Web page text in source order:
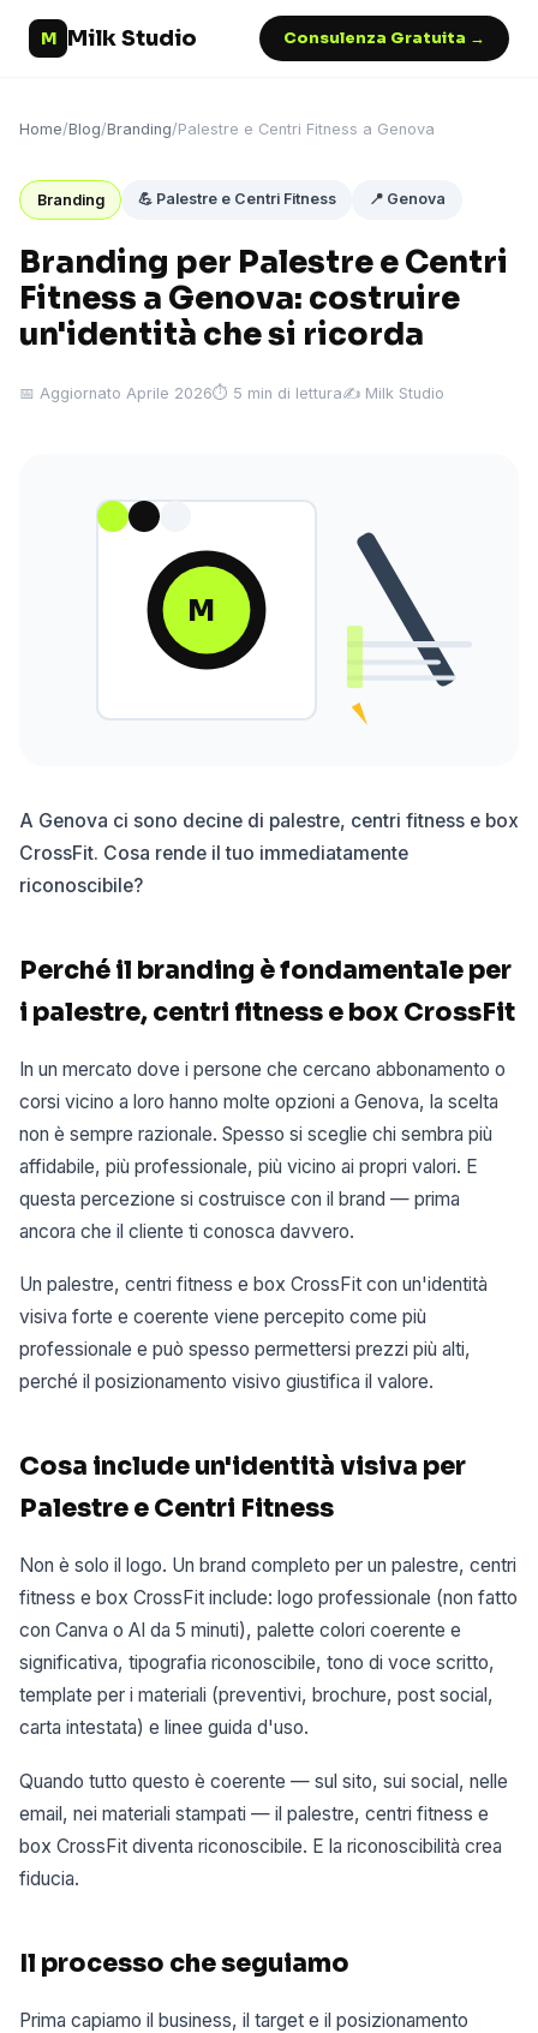
M Milk Studio Consulenza Gratuita →
Home/Blog/Branding/Palestre e Centri Fitness a Genova
Branding 💪 Palestre e Centri Fitness 📍 Genova
Branding per Palestre e Centri
Fitness a Genova: costruire
un'identità che si ricorda
📅 Aggiornato Aprile 2026⏱ 5 min di lettura✍️ Milk Studio
M
A Genova ci sono decine di palestre, centri fitness e box
CrossFit. Cosa rende il tuo immediatamente
riconoscibile?
Perché il branding è fondamentale per
i palestre, centri fitness e box CrossFit
In un mercato dove i persone che cercano abbonamento o
corsi vicino a loro hanno molte opzioni a Genova, la scelta
non è sempre razionale. Spesso si sceglie chi sembra più
affidabile, più professionale, più vicino ai propri valori. E
questa percezione si costruisce con il brand — prima
ancora che il cliente ti conosca davvero.
Un palestre, centri fitness e box CrossFit con un'identità
visiva forte e coerente viene percepito come più
professionale e può spesso permettersi prezzi più alti,
perché il posizionamento visivo giustifica il valore.
Cosa include un'identità visiva per
Palestre e Centri Fitness
Non è solo il logo. Un brand completo per un palestre, centri
fitness e box CrossFit include: logo professionale (non fatto
con Canva o AI da 5 minuti), palette colori coerente e
significativa, tipografia riconoscibile, tono di voce scritto,
template per i materiali (preventivi, brochure, post social,
carta intestata) e linee guida d'uso.
Quando tutto questo è coerente — sul sito, sui social, nelle
email, nei materiali stampati — il palestre, centri fitness e
box CrossFit diventa riconoscibile. E la riconoscibilità crea
fiducia.
Il processo che seguiamo
Prima capiamo il business, il target e il posizionamento